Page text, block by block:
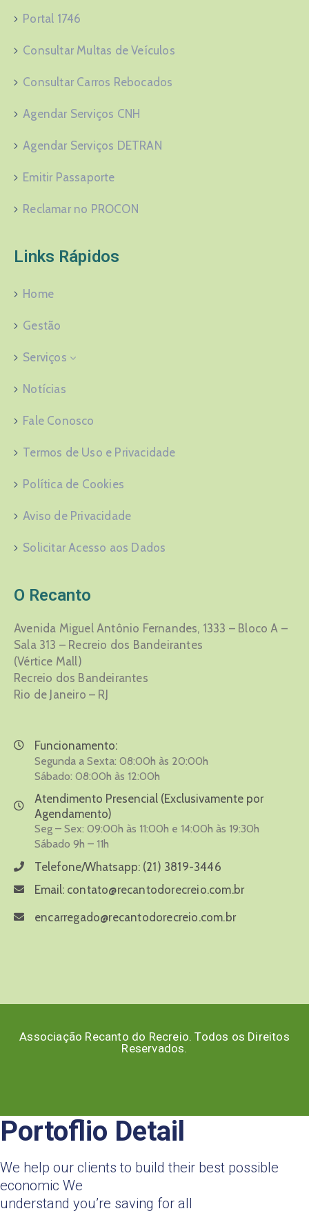
Portal 1746
Consultar Multas de Veículos
Consultar Carros Rebocados
Agendar Serviços CNH
Agendar Serviços DETRAN
Emitir Passaporte
Reclamar no PROCON
Links Rápidos
Home
Gestão
Serviços
Notícias
Fale Conosco
Termos de Uso e Privacidade
Política de Cookies
Aviso de Privacidade
Solicitar Acesso aos Dados
O Recanto
Avenida Miguel Antônio Fernandes, 1333 – Bloco A –
Sala 313 – Recreio dos Bandeirantes
(Vértice Mall)
Recreio dos Bandeirantes
Rio de Janeiro – RJ
Funcionamento:
Segunda a Sexta: 08:00h às 20:00h
Sábado: 08:00h às 12:00h
Atendimento Presencial (Exclusivamente por
Agendamento)
Seg – Sex: 09:00h às 11:00h e 14:00h às 19:30h
Sábado 9h – 11h
Telefone/Whatsapp: (21) 3819-3446
Email: contato@recantodorecreio.com.br
encarregado@recantodorecreio.com.br
Associação Recanto do Recreio. Todos os Direitos
Reservados.
Portoflio Detail
We help our clients to build their best possible
economic We
understand you’re saving for all